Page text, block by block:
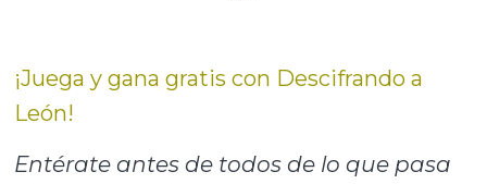
¡Juega y gana gratis con Descifrando a
León!
Entérate antes de todos de lo que pasa